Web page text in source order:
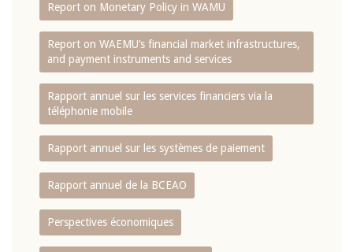
Report on Monetary Policy in WAMU
Report on WAEMU’s financial market infrastructures,
and payment instruments and services
Rapport annuel sur les services financiers via la
téléphonie mobile
Rapport annuel sur les systèmes de paiement
Rapport annuel de la BCEAO
Perspectives économiques